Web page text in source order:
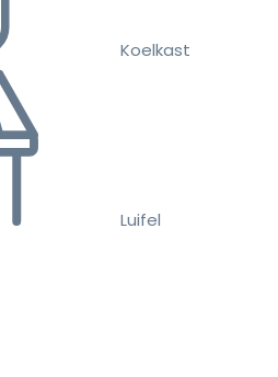
Koelkast
Luifel